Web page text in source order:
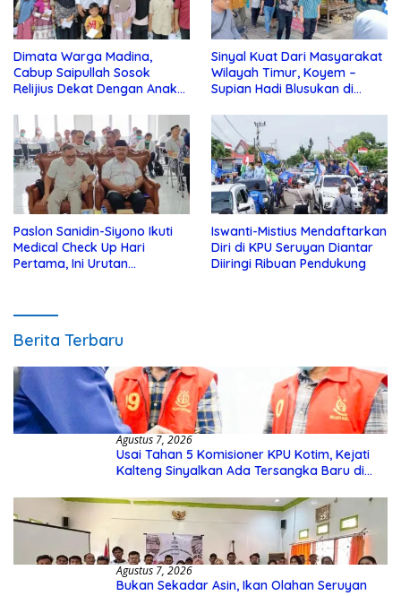
Dimata Warga Madina,
Cabup Saipullah Sosok
Relijius Dekat Dengan Anak
Sinyal Kuat Dari Masyarakat
Wilayah Timur, Koyem –
Supian Hadi Blusukan di
Paslon Sanidin-Siyono Ikuti
Medical Check Up Hari
Pertama, Ini Urutan
Iswanti-Mistius Mendaftarkan
Diri di KPU Seruyan Diantar
Diiringi Ribuan Pendukung
Berita Terbaru
Agustus 7, 2026
Usai Tahan 5 Komisioner KPU Kotim, Kejati
Kalteng Sinyalkan Ada Tersangka Baru di
Agustus 7, 2026
Bukan Sekadar Asin, Ikan Olahan Seruyan